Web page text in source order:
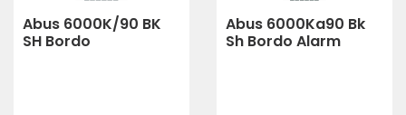
Abus 6000K/90 BK
SH Bordo
Abus 6000Ka90 Bk
Sh Bordo Alarm